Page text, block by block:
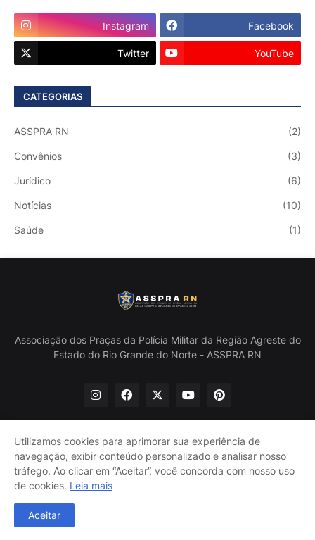
Instagram Facebook
Twitter YouTube
CATEGORIAS
ASSPRA RN (2)
Convênios (3)
Jurídico (6)
Notícias (10)
Saúde (1)
Associação dos Praças da Polícia Militar da Região Agreste do
Estado do Rio Grande do Norte - ASSPRA RN
@ASSPRA RN Todos os direitos reservados. Design por
Início Quem Somos
Política de Privacidade
Contate-nos
Utilizamos cookies para aprimorar sua experiência de
navegação, exibir conteúdo personalizado e analisar nosso
tráfego. Ao clicar em “Aceitar”, você concorda com nosso uso
de cookies. Leia mais
Aceitar